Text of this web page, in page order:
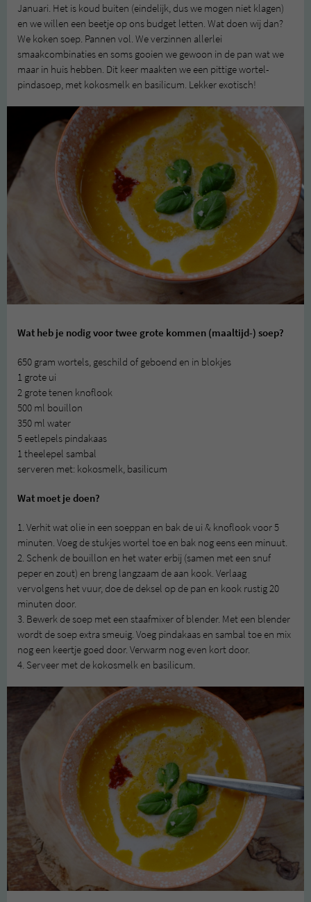
Januari. Het is koud buiten (eindelijk, dus we mogen niet klagen)
en we willen een beetje op ons budget letten. Wat doen wij dan?
We koken soep. Pannen vol. We verzinnen allerlei
smaakcombinaties en soms gooien we gewoon in de pan wat we
maar in huis hebben. Dit keer maakten we een pittige wortel-
pindasoep, met kokosmelk en basilicum. Lekker exotisch!
Wat heb je nodig voor twee grote kommen (maaltijd-) soep?
650 gram wortels, geschild of geboend en in blokjes
1 grote ui
2 grote tenen knoflook
500 ml bouillon
350 ml water
5 eetlepels pindakaas
1 theelepel sambal
serveren met: kokosmelk, basilicum
Wat moet je doen?
1. Verhit wat olie in een soeppan en bak de ui & knoflook voor 5
minuten. Voeg de stukjes wortel toe en bak nog eens een minuut.
2. Schenk de bouillon en het water erbij (samen met een snuf
peper en zout) en breng langzaam de aan kook. Verlaag
vervolgens het vuur, doe de deksel op de pan en kook rustig 20
minuten door.
3. Bewerk de soep met een staafmixer of blender. Met een blender
wordt de soep extra smeuig. Voeg pindakaas en sambal toe en mix
nog een keertje goed door. Verwarm nog even kort door.
4. Serveer met de kokosmelk en basilicum.